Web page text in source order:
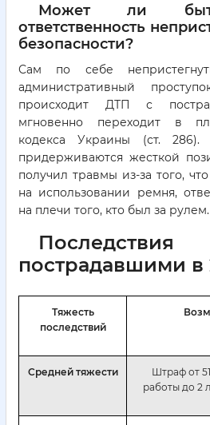
Может ли
ответственность
безопасности?
Сам по себе
административный
происходит ДТП с
мгновенно переходит в
кодекса Украины (ст.
придерживаются жесткой
получил травмы из-за того,
на использовании ремня,
на плечи того, кто был за рулем.
пострадавшими в
Тяжесть
последствий
Средней тяжести
Штраф от
работы до 2